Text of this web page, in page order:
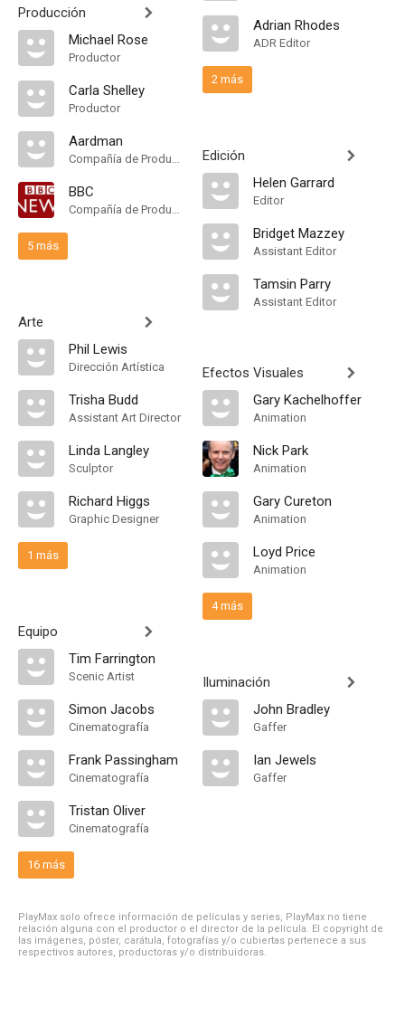
Producción
Michael Rose
Productor
Carla Shelley
Productor
Aardman
Compañía de Produccion
BBC
Compañía de Produccion
5 más
Arte
Phil Lewis
Dirección Artística
Trisha Budd
Assistant Art Director
Linda Langley
Sculptor
Richard Higgs
Graphic Designer
1 más
Equipo
Tim Farrington
Scenic Artist
Simon Jacobs
Cinematografía
Frank Passingham
Cinematografía
Tristan Oliver
Cinematografía
16 más
Adrian Rhodes
ADR Editor
2 más
Edición
Helen Garrard
Editor
Bridget Mazzey
Assistant Editor
Tamsin Parry
Assistant Editor
Efectos Visuales
Gary Kachelhoffer
Animation
Nick Park
Animation
Gary Cureton
Animation
Loyd Price
Animation
4 más
Iluminación
John Bradley
Gaffer
Ian Jewels
Gaffer
PlayMax solo ofrece información de películas y series, PlayMax no tiene
relación alguna con el productor o el director de la película. El copyright de
las imágenes, póster, carátula, fotografías y/o cubiertas pertenece a sus
respectivos autores, productoras y/o distribuidoras.